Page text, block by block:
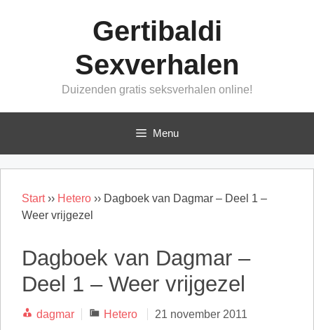
Gertibaldi
Sexverhalen
Duizenden gratis seksverhalen online!
Menu
Start›› Hetero ›› Dagboek van Dagmar – Deel 1 –
Weer vrijgezel
Dagboek van Dagmar –
Deel 1 – Weer vrijgezel
dagmar Categorieën
Hetero 21 november 2011